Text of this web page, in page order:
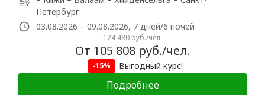
Петербург
03.08.2026 – 09.08.2026, 7 дней/6 ночей
124 480 руб./чел.
От 105 808 руб./чел.
-15% Выгодный курс!
Подробнее